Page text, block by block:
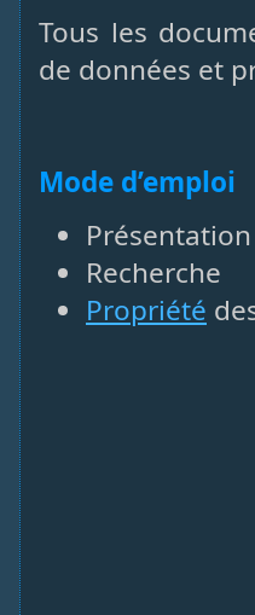
Tous les
de données et
Mode d’emploi
Recherche
Propriété